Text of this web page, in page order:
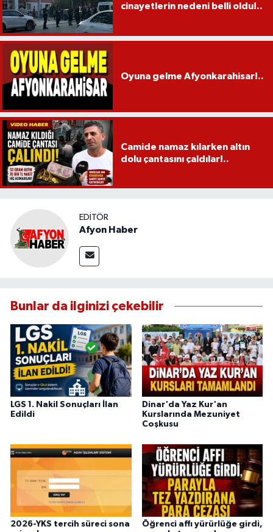
cinayetlerin nedeni belli oldu!..
Oyuna gelme Afyonkarahisar!..
Camide namaz kılarken altın
dolu çantasını çaldılar!..
EDITÖR
Afyon Haber
Bunlar da ilginizi çekebilir
LGS 1. Nakil Sonuçları İlan
Edildi
Dinar'da Yaz Kur'an
Kurslarında Mezuniyet
Coşkusu
2026-YKS tercih süreci sona
Öğrenci affı yürürlüğe girdi,